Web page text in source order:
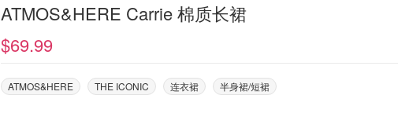
ATMOS&HERE Carrie 棉质长裙
$69.99
ATMOS&HERE THE ICONIC 连衣裙 半身裙/短裙